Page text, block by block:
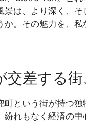
景は、より深く、
か。その魅力を、
交差する
町という街が持つ
紛れもなく経済の